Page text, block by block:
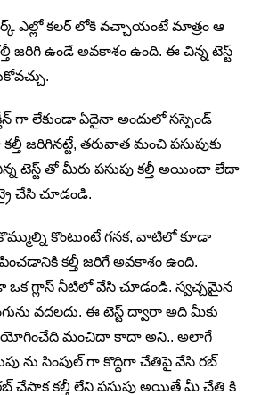
ఎల్లో కలర్ లోకి వచ్చాయంటే మాత్రం ఆ
జరిగి ఉండే అవకాశం ఉంది. ఈ చిన్న టెస్ట్
క్లీన్ గా లేకుండా ఏదైనా అందులో సస్పెండ్
జరిగినట్టే, తరువాత మంచి పసుపుకు
టెస్ట్ తో మీరు పసుపు కల్తీ అయిందా లేదా
చేసి చూడండి.
కొంటుంటే గనక, వాటిలో కూడా
కల్తీ జరిగే అవకాశం ఉంది.
ఒక గ్లాస్ నీటిలో వేసి చూడండి. స్వచ్చమైన
వదలదు. ఈ టెస్ట్ ద్వారా అది మీకు
మంచిదా కాదా అని.. అలాగే
ను సింపుల్ గా కొద్దిగా చేతిపై వేసి రబ్
చేసాక కల్తీ లేని పసుపు అయితే మీ చేతి కి